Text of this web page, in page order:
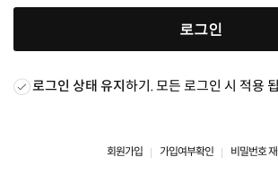
로그인
로그인 상태 유지하기. 모든 로그인 시 적용
회원가입 가입여부확인 비밀번호